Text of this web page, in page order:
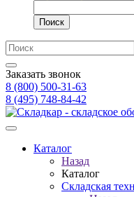
Поиск
Заказать звонок
8 (800) 500-31-63
8 (495) 748-84-42
Каталог
Назад
Каталог
Складская